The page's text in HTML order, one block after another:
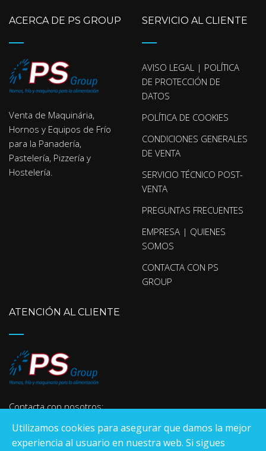
ACERCA DE PS GROUP
Venta de Maquinária,
Hornos y Equipos de Frío
para la Panadería,
Pastelería, Pizzería y
Hostelería.
SERVICIO AL CLIENTE
AVISO LEGAL | POLÍTICA
DE PROTECCIÓN DE
DATOS
POLÍTICA DE COOKIES
CONDICIONES GENERALES
DE VENTA
SERVICIO TÉCNICO POST-
VENTA
PREGUNTAS FRECUENTES
EMPRESA | QUIENES
SOMOS
CONTACTA CON PS
GROUP
ATENCIÓN AL CLIENTE
Contacta con nosotros:
670.265.440
Utilizamos cookies para asegurar que damos la mejor
experiencia al usuario en nuestra web. Si sigues